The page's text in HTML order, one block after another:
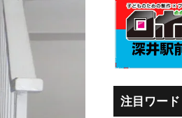
注目ワード